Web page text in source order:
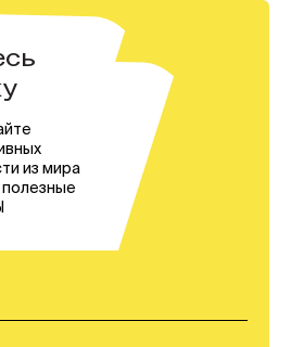
из мира
полезные